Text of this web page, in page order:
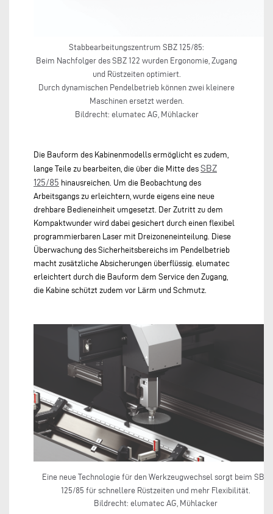
Stabbearbeitungszentrum SBZ 125/85:
Beim Nachfolger des SBZ 122 wurden Ergonomie, Zugang
und Rüstzeiten optimiert.
Durch dynamischen Pendelbetrieb können zwei kleinere
Maschinen ersetzt werden.
Bildrecht: elumatec AG, Mühlacker
Die Bauform des Kabinenmodells ermöglicht es zudem,
lange Teile zu bearbeiten, die über die Mitte des SBZ
125/85 hinausreichen. Um die Beobachtung des
Arbeitsgangs zu erleichtern, wurde eigens eine neue
drehbare Bedieneinheit umgesetzt. Der Zutritt zu dem
Kompaktwunder wird dabei gesichert durch einen flexibel
programmierbaren Laser mit Dreizoneneinteilung. Diese
Überwachung des Sicherheitsbereichs im Pendelbetrieb
macht zusätzliche Absicherungen überflüssig. elumatec
erleichtert durch die Bauform dem Service den Zugang,
die Kabine schützt zudem vor Lärm und Schmutz.
Eine neue Technologie für den Werkzeugwechsel sorgt beim SBZ
125/85 für schnellere Rüstzeiten und mehr Flexibilität.
Bildrecht: elumatec AG, Mühlacker